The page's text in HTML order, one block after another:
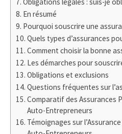
En résumé
Pourquoi souscrire une
Quels types d’assurances
Comment choisir la bonne
Les démarches pour
Obligations et exclusions
Questions fréquentes sur
Comparatif des Assurances
Auto-Entrepreneurs
Témoignages sur